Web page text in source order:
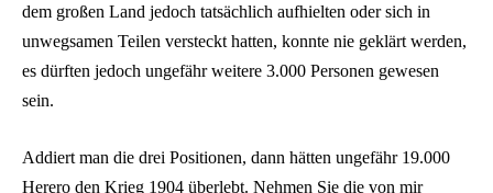
dem großen Land jedoch tatsächlich aufhielten oder sich in
unwegsamen Teilen versteckt hatten, konnte nie geklärt werden,
es dürften jedoch ungefähr weitere 3.000 Personen gewesen
sein.
Addiert man die drei Positionen, dann hätten ungefähr 19.000
Herero den Krieg 1904 überlebt. Nehmen Sie die von mir